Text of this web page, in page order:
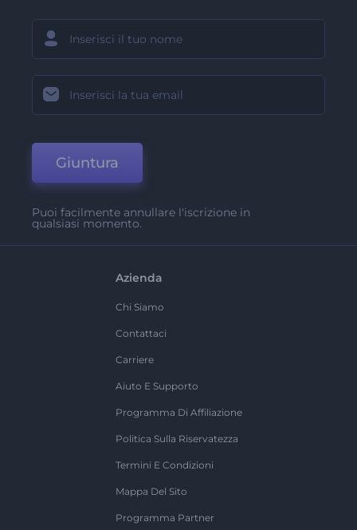
Giuntura
Puoi facilmente annullare l'iscrizione in
qualsiasi momento.
Azienda
Chi Siamo
Contattaci
Carriere
Aiuto E Supporto
Programma Di Affiliazione
Politica Sulla Riservatezza
Termini E Condizioni
Mappa Del Sito
Programma Partner